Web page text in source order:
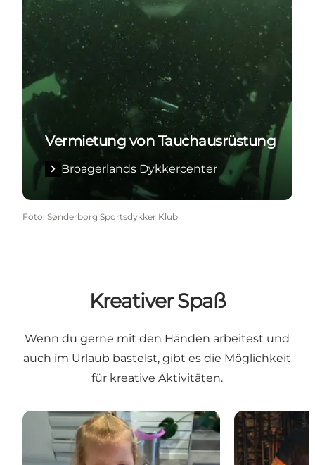
Vermietung von Tauchausrüstung
Broagerlands Dykkercenter
Foto: Sønderborg Sportsdykker Klub
Kreativer Spaß
Wenn du gerne mit den Händen arbeitest und
auch im Urlaub bastelst, gibt es die Möglichkeit
für kreative Aktivitäten.
Krea Aarøe - Geschäft und Café Emm's Knive